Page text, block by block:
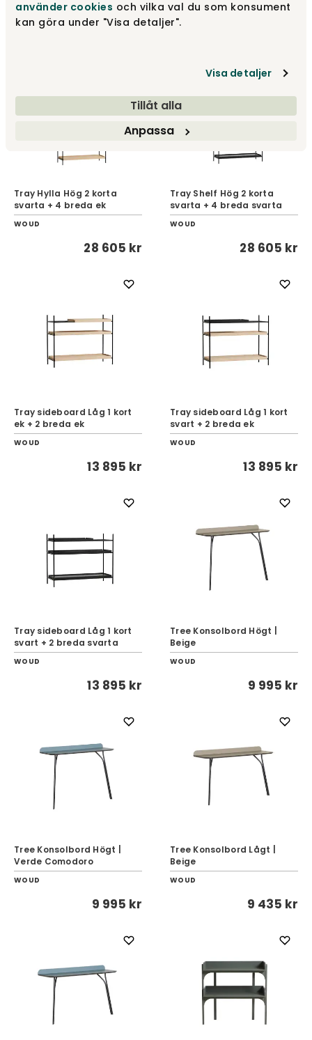
använder cookies och vilka val du som konsument
kan göra under "Visa detaljer".
Visa detaljer
Tillåt alla
Anpassa
WOUD
28 605 kr
WOUD
Tray Hylla Hög 2 korta
svarta + 4 breda ek
WOUD
28 605 kr
Tray Shelf Hög 2 korta
svarta + 4 breda svarta
WOUD
28 605 kr
Tray sideboard Låg 1 kort
ek + 2 breda ek
WOUD
13 895 kr
Tray sideboard Låg 1 kort
svart + 2 breda ek
WOUD
13 895 kr
Tray sideboard Låg 1 kort
svart + 2 breda svarta
WOUD
13 895 kr
Tree Konsolbord Högt |
Beige
WOUD
9 995 kr
Tree Konsolbord Högt |
Verde Comodoro
WOUD
9 995 kr
Tree Konsolbord Lågt |
Beige
WOUD
9 435 kr